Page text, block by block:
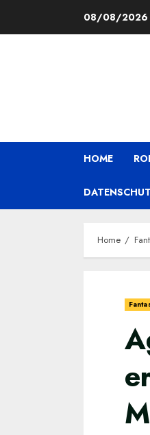
08/08/2026
HOME
Home